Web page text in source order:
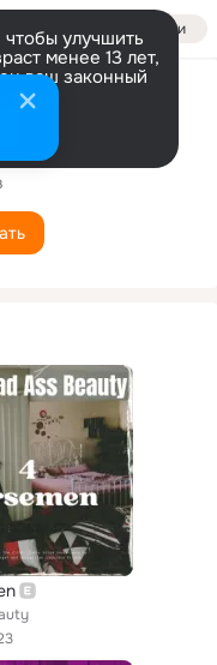
Войти
улучшить
менее 13 лет,
ваш законный
Beauty